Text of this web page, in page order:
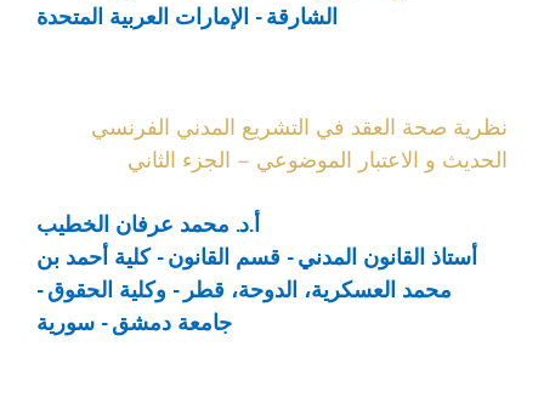
الشارقة - الإمارات العربية المتحدة
نظرية صحة العقد في التشريع المدني الفرنسي
الحديث و الاعتبار الموضوعي – الجزء الثاني
أ.د. محمد عرفان الخطيب
أستاذ القانون المدني - قسم القانون - كلية أحمد بن
محمد العسكرية، الدوحة، قطر - وكلية الحقوق -
جامعة دمشق - سورية